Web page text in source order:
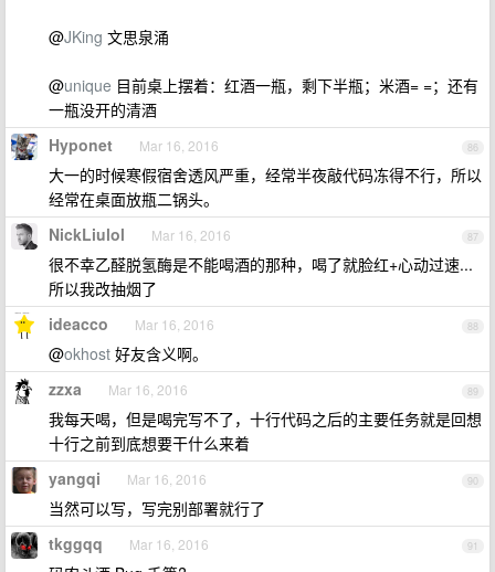
@JKing 文思泉涌
@unique 目前桌上摆着：红酒一瓶，剩下半瓶；米酒= =；还有
一瓶没开的清酒
86
Hyponet Mar 16, 2016
大一的时候寒假宿舍透风严重，经常半夜敲代码冻得不行，所以
经常在桌面放瓶二锅头。
87
NickLiulol Mar 16, 2016
很不幸乙醛脱氢酶是不能喝酒的那种，喝了就脸红+心动过速...
所以我改抽烟了
88
ideacco Mar 16, 2016
@okhost 好友含义啊。
89
zzxa Mar 16, 2016
我每天喝，但是喝完写不了，十行代码之后的主要任务就是回想
十行之前到底想要干什么来着
90
yangqi Mar 16, 2016
当然可以写，写完别部署就行了
91
tkggqq Mar 16, 2016